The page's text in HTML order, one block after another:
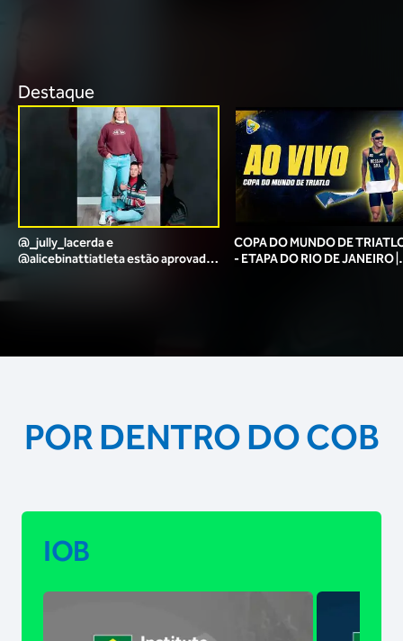
Destaque
@_jully_lacerda​ e
@alicebinattiatleta​ estão aprovadas
COPA DO MUNDO DE
- ETAPA DO RIO DE JANEIRO |
POR DENTRO DO COB
IOB